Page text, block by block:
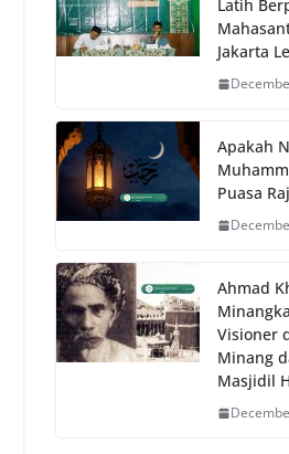
Latih
Jakarta
Apakah
Puasa
Ahmad
Visioner
Minang
Masjidil